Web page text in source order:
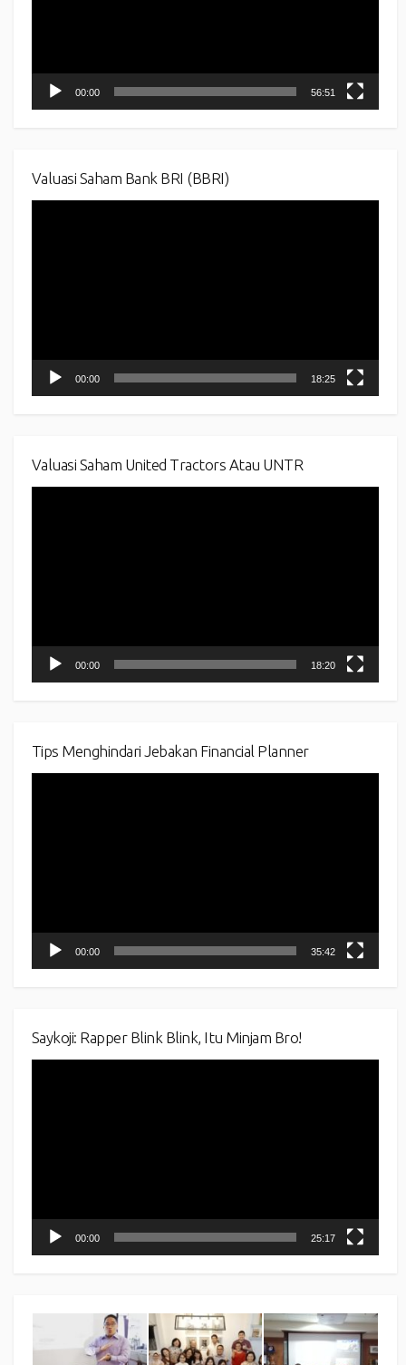
00:00 56:51
Valuasi Saham Bank BRI (BBRI)
00:00 18:25
Valuasi Saham United Tractors Atau UNTR
00:00 18:20
Tips Menghindari Jebakan Financial Planner
00:00 35:42
Saykoji: Rapper Blink Blink, Itu Minjam Bro!
00:00 25:17